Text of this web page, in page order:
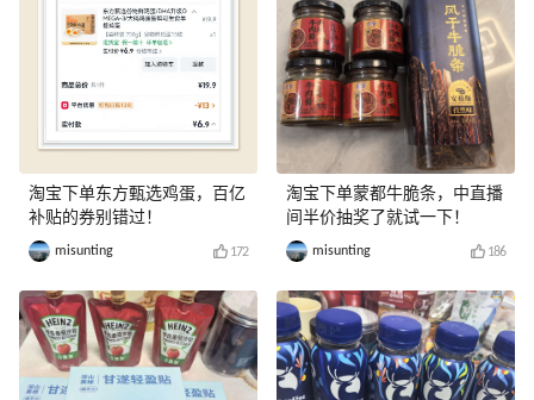
淘宝下单东方甄选鸡蛋，百亿
补贴的券别错过！
misunting 172
淘宝下单蒙都牛脆条，中直播
间半价抽奖了就试一下！
misunting 186